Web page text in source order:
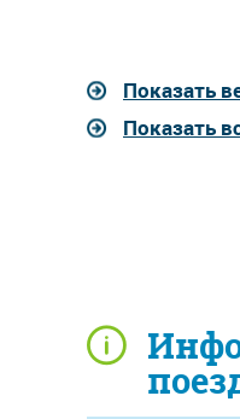
Показать
Показать